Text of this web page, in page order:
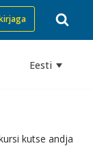
Eesti
kutse andja